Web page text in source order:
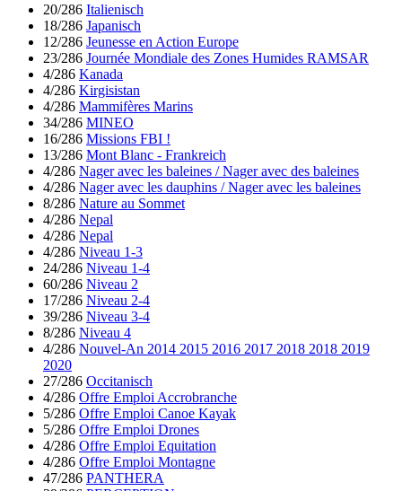
20/286 Italienisch
18/286 Japanisch
12/286 Jeunesse en Action Europe
23/286 Journée Mondiale des Zones Humides RAMSAR
4/286 Kanada
4/286 Kirgisistan
4/286 Mammifères Marins
34/286 MINEO
16/286 Missions FBI !
13/286 Mont Blanc - Frankreich
4/286 Nager avec les baleines / Nager avec des baleines
4/286 Nager avec les dauphins / Nager avec les baleines
8/286 Nature au Sommet
4/286 Nepal
4/286 Nepal
4/286 Niveau 1-3
24/286 Niveau 1-4
60/286 Niveau 2
17/286 Niveau 2-4
39/286 Niveau 3-4
8/286 Niveau 4
4/286 Nouvel-An 2014 2015 2016 2017 2018 2018 2019
2020
27/286 Occitanisch
4/286 Offre Emploi Accrobranche
5/286 Offre Emploi Canoe Kayak
5/286 Offre Emploi Drones
4/286 Offre Emploi Equitation
4/286 Offre Emploi Montagne
47/286 PANTHERA